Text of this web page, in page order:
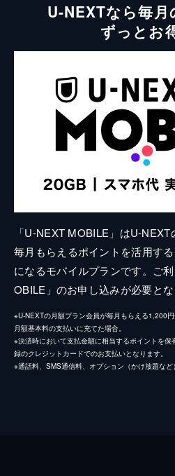
U-NEXTなら毎
ずっとお
「U-NEXT MOBILE」はU-
毎月もらえるポイントを活用す
になるモバイルプランです。ご
OBILE」のお申し込みが必要とな
※U-NEXTの月額プラン会員が毎月もらえる1,200
月額基本料の支払いに充てた場合。
※決済時において支払金額に相当するポイントを
録のクレジットカードでのお支払いとなります。
※通話料、SMS通信料、オプション（かけ放題など